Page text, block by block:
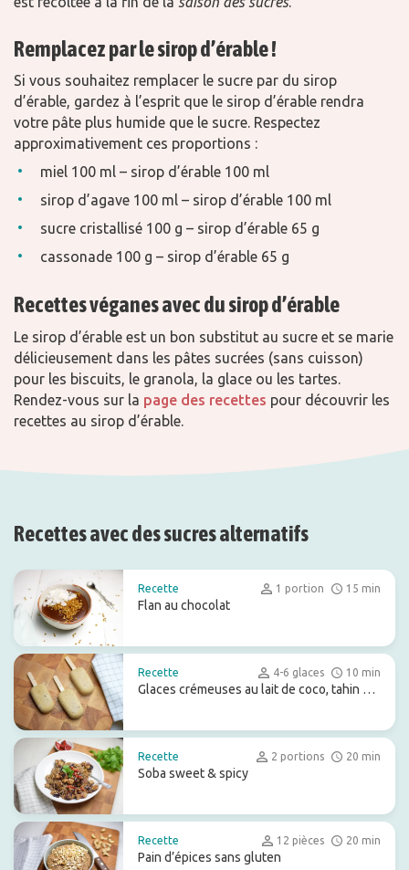
Remplacez par le sirop d’érable !
Si vous souhaitez remplacer le sucre par du sirop
d’érable, gardez à l’esprit que le sirop d’érable rendra
votre pâte plus humide que le sucre. Respectez
approximativement ces proportions :
miel 100 ml – sirop d’érable 100 ml
sirop d’agave 100 ml – sirop d’érable 100 ml
sucre cristallisé 100 g – sirop d’érable 65 g
cassonade 100 g – sirop d’érable 65 g
Recettes véganes avec du sirop d’érable
Le sirop d’érable est un bon substitut au sucre et se marie
délicieusement dans les pâtes sucrées (sans cuisson)
pour les biscuits, le granola, la glace ou les tartes.
Rendez-vous sur la page des recettes pour découvrir les
recettes au sirop d’érable.
Recettes avec des sucres alternatifs
Recette 1 portion 15 min
Flan au chocolat
Recette 4-6 glaces 10 min
Glaces crémeuses au lait de coco, tahin et
Recette 2 portions 20 min
Soba sweet & spicy
Recette 12 pièces 20 min
Pain d’épices sans gluten